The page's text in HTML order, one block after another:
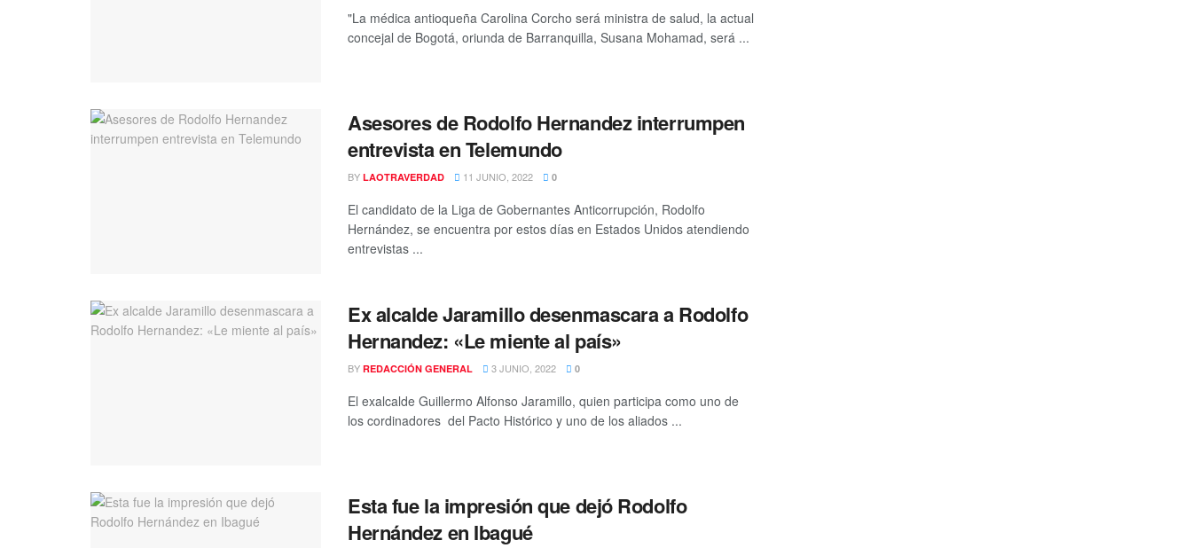
"La médica antioqueña Carolina Corcho será ministra de salud, la actual
concejal de Bogotá, oriunda de Barranquilla, Susana Mohamad, será ...
Asesores de Rodolfo Hernandez interrumpen
entrevista en Telemundo
BY LAOTRAVERDAD 11 JUNIO, 2022 0
El candidato de la Liga de Gobernantes Anticorrupción, Rodolfo
Hernández, se encuentra por estos días en Estados Unidos atendiendo
entrevistas ...
Ex alcalde Jaramillo desenmascara a Rodolfo
Hernandez: «Le miente al país»
BY REDACCIÓN GENERAL 3 JUNIO, 2022 0
El exalcalde Guillermo Alfonso Jaramillo, quien participa como uno de
los cordinadores del Pacto Histórico y uno de los aliados ...
Esta fue la impresión que dejó Rodolfo
Hernández en Ibagué